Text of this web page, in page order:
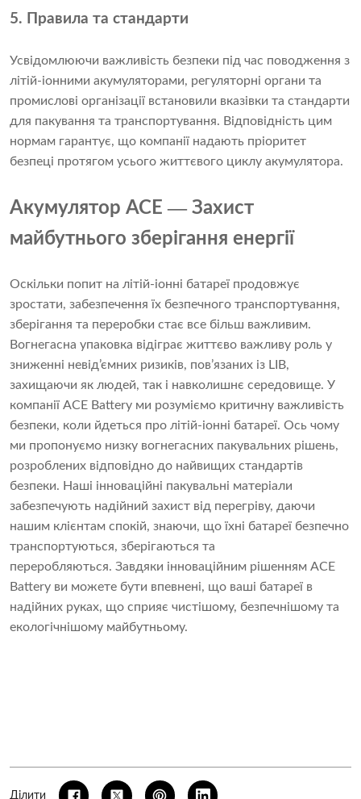
5. Правила та стандарти
Усвідомлюючи важливість безпеки під час поводження з
літій-іонними акумуляторами, регуляторні органи та
промислові організації встановили вказівки та стандарти
для пакування та транспортування. Відповідність цим
нормам гарантує, що компанії надають пріоритет
безпеці протягом усього життєвого циклу акумулятора.
Акумулятор ACE—Захист
майбутнього зберігання енергії
Оскільки попит на літій-іонні батареї продовжує
зростати, забезпечення їх безпечного транспортування,
зберігання та переробки стає все більш важливим.
Вогнегасна упаковка відіграє життєво важливу роль у
зниженні невід’ємних ризиків, пов’язаних із LIB,
захищаючи як людей, так і навколишнє середовище. У
компанії ACE Battery ми розуміємо критичну важливість
безпеки, коли йдеться про літій-іонні батареї. Ось чому
ми пропонуємо низку вогнегасних пакувальних рішень,
розроблених відповідно до найвищих стандартів
безпеки. Наші інноваційні пакувальні матеріали
забезпечують надійний захист від перегріву, даючи
нашим клієнтам спокій, знаючи, що їхні батареї безпечно
транспортуються, зберігаються та
переробляються. Завдяки інноваційним рішенням ACE
Battery ви можете бути впевнені, що ваші батареї в
надійних руках, що сприяє чистішому, безпечнішому та
екологічнішому майбутньому.
Ділити